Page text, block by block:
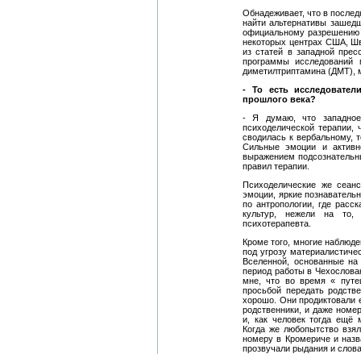
Обнадеживает, что в
найти альтернативы
официальному разрешению
некоторых центрах США,
из статей в западной
программы исследований
диметилтриптамина (ДМТ),
- То есть
прошлого века?
- Я думаю, что западное
психоделической
сводилась к вербальному,
Сильные эмоции и
выражением
правил терапии.
Психоделические же
эмоции, яркие
по антропологии, где
культур, нежели на то,
психотерапевта.
Кроме того, многие
под угрозу
Вселенной, основанные
период работы в
мне, что во время «
просьбой передать
хорошо. Они продиктовали
родственники, и даже
и, как человек тогда ещё
Когда же любопытство
номеру в Кромериче и
прозвучали рыдания и